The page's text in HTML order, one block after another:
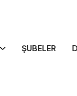
ŞUBELER